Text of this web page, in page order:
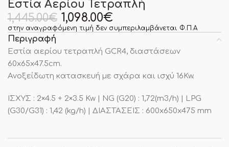
Εστία Αερίου Τετραπλή
1,445.00€ 1,098.00€
στην αναγραφόμενη τιμή δεν συμπεριλαμβάνεται Φ.Π.Α
Περιγραφή
Εστία αερίου τετραπλή GCR4, διαστάσεων
60x65x47.5cm.
Ανοξείδωτη κατασκευή με σχάρα και ισχύ 16Kw.
ΙΣΧΥΣ : 2×4.5 + 2×3.5 Kw | NG (G20) : 1,72(m3/h) | LPG
(G30/G31) : 1,42 (kg/h) | ΔΙΑΣΤΑΣΕΙΣ : 600x650x475 mm